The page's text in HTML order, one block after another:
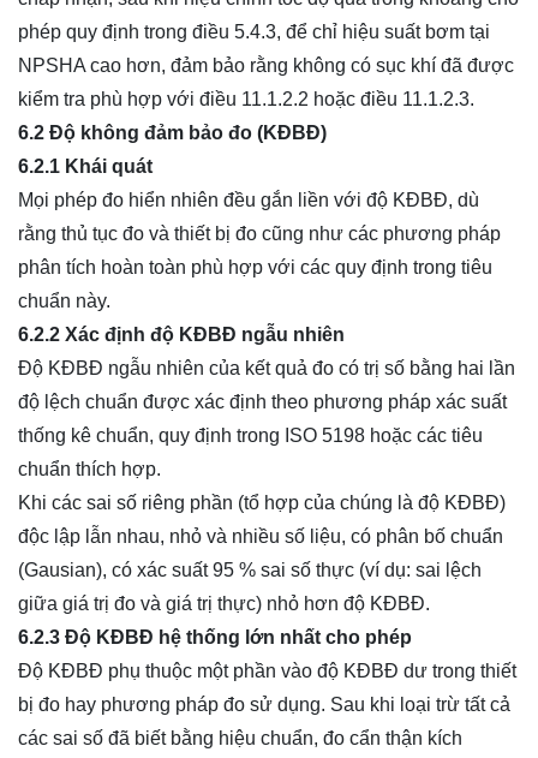
phép quy định trong điều 5.4.3, để chỉ hiệu suất bơm tại
NPSHA cao hơn, đảm bảo rằng không có sục khí đã được
kiểm tra phù hợp với điều 11.1.2.2 hoặc điều 11.1.2.3.
6.2 Độ không đảm bảo đo (KĐBĐ)
6.2.1 Khái quát
Mọi phép đo hiển nhiên đều gắn liền với độ KĐBĐ, dù
rằng thủ tục đo và thiết bị đo cũng như các phương pháp
phân tích hoàn toàn phù hợp với các quy định trong tiêu
chuẩn này.
6.2.2 Xác định độ KĐBĐ ngẫu nhiên
Độ KĐBĐ ngẫu nhiên của kết quả đo có trị số bằng hai lần
độ lệch chuẩn được xác định theo phương pháp xác suất
thống kê chuẩn, quy định trong ISO 5198 hoặc các tiêu
chuẩn thích hợp.
Khi các sai số riêng phần (tổ hợp của chúng là độ KĐBĐ)
độc lập lẫn nhau, nhỏ và nhiều số liệu, có phân bố chuẩn
(Gausian), có xác suất 95 % sai số thực (ví dụ: sai lệch
giữa giá trị đo và giá trị thực) nhỏ hơn độ KĐBĐ.
6.2.3 Độ KĐBĐ hệ thống lớn nhất cho phép
Độ KĐBĐ phụ thuộc một phần vào độ KĐBĐ dư trong thiết
bị đo hay phương pháp đo sử dụng. Sau khi loại trừ tất cả
các sai số đã biết bằng hiệu chuẩn, đo cẩn thận kích